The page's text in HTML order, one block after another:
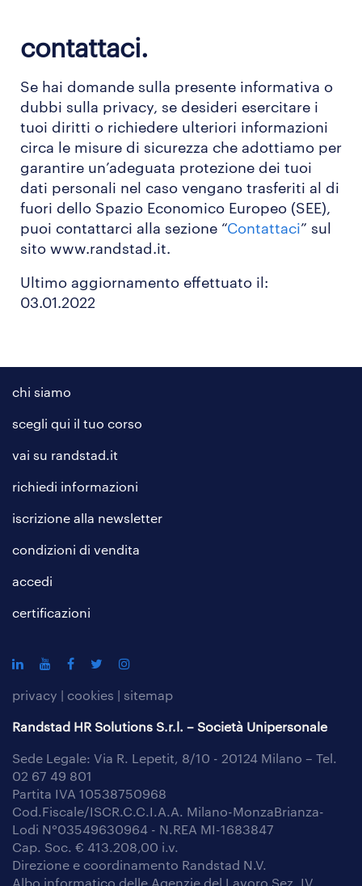
contattaci.
Se hai domande sulla presente informativa o
dubbi sulla privacy, se desideri esercitare i
tuoi diritti o richiedere ulteriori informazioni
circa le misure di sicurezza che adottiamo per
garantire un’adeguata protezione dei tuoi
dati personali nel caso vengano trasferiti al di
fuori dello Spazio Economico Europeo (SEE),
puoi contattarci alla sezione “Contattaci” sul
sito www.randstad.it.
Ultimo aggiornamento effettuato il:
03.01.2022
chi siamo
scegli qui il tuo corso
vai su randstad.it
richiedi informazioni
iscrizione alla newsletter
condizioni di vendita
accedi
certificazioni
privacy | cookies | sitemap
Randstad HR Solutions S.r.l. – Società Unipersonale
Sede Legale: Via R. Lepetit, 8/10 - 20124 Milano – Tel.
02 67 49 801
Partita IVA 10538750968
Cod.Fiscale/ISCR.C.C.I.A.A. Milano-MonzaBrianza-
Lodi N°03549630964 - N.REA MI-1683847
Cap. Soc. € 413.208,00 i.v.
Direzione e coordinamento Randstad N.V.
Albo informatico delle Agenzie del Lavoro Sez. IV